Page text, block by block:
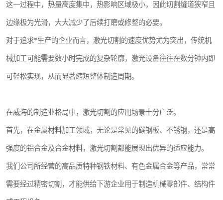
这一过程中，热量高度集中，热影响区域极小，因此切割缝道狭窄且
边缘极为光滑，大大减少了后续打磨或修整的必要。
对于追求*生产的企业而言，激光切割的速度优势尤为突出，传统机
械加工可能需要数小时完成的复杂轮廓，激光设备往往在数分钟内即
可轻松实现，从而显著缩短整体制造周期。
在威海的制造业格局中，激光切割的应用场景十分广泛。
首先，在金属材料加工领域，无论是常见的碳钢板、不锈钢，还是高
强度的铝合金及合金材料，激光切割都能展现出优异的适应能力。
我们公司所经营的高品质特种钢铁材料、有色金属合金等产品，常常
需要经过精密切割，才能供给下游企业用于制造机械零部件、结构件